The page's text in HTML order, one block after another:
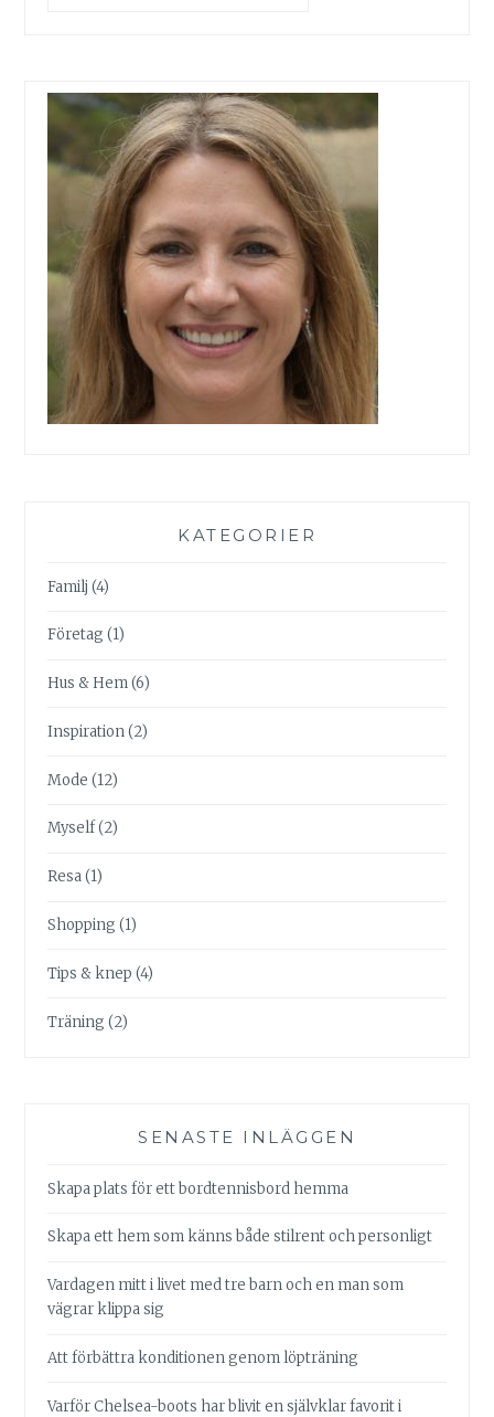
KATEGORIER
Familj (4)
Företag (1)
Hus & Hem(6)
Inspiration(2)
Mode (12)
Myself(2)
Resa(1)
Shopping (1)
Tips & knep (4)
Träning (2)
SENASTE INLÄGGEN
Skapa plats för ett bordtennisbord hemma
Skapa ett hem som känns både stilrent och personligt
Vardagen mitt i livet med tre barn och en man som
vägrar klippa sig
Att förbättra konditionen genom löpträning
Varför Chelsea-boots har blivit en självklar favorit i